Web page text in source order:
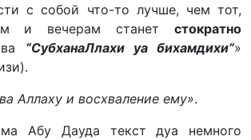
с собой что-то лучше, чем тот,
и вечерам станет стократно
“СубханаЛлахи уа бихамдихи”»
Аллаху и восхваление ему».
Абу Дауда текст дуа немного